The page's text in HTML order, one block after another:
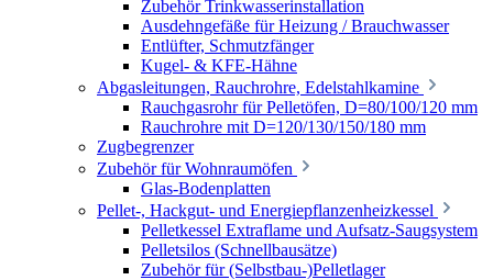
Zubehör Trinkwasserinstallation
Ausdehngefäße für Heizung / Brauchwasser
Entlüfter, Schmutzfänger
Kugel- & KFE-Hähne
Abgasleitungen, Rauchrohre, Edelstahlkamine
Rauchgasrohr für Pelletöfen, D=80/100/120 mm
Rauchrohre mit D=120/130/150/180 mm
Zugbegrenzer
Zubehör für Wohnraumöfen
Glas-Bodenplatten
Pellet-, Hackgut- und Energiepflanzenheizkessel
Pelletkessel Extraflame und Aufsatz-Saugsystem
Pelletsilos (Schnellbausätze)
Zubehör für (Selbstbau-)Pelletlager